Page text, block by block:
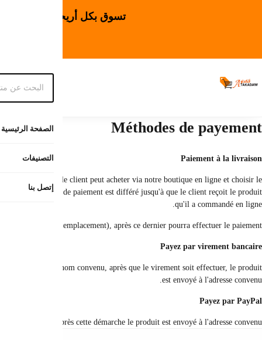
Le paiement à la livraison est l'un des modes de paiement
produit qu'il souhaite, puis passer la commande et choisir le mode de
Nous enverrons
Le paiement est effectué par un virement du montant à payer sur notre
Le paiement est effectué